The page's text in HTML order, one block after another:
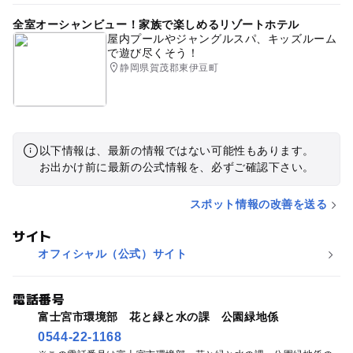
全室オーシャンビュー！家族で楽しめるリゾートホテル
屋内プールやジャングルスパ、キッズルーム
で遊び尽くそう！
静岡県賀茂郡東伊豆町
以下情報は、最新の情報ではない可能性もあります。
お出かけ前に最新の公式情報を、必ずご確認下さい。
スポット情報の改善を送る
サイト
オフィシャル（公式）サイト
電話番号
富士宮市環境部 花と緑と水の課 公園緑地係
0544-22-1168